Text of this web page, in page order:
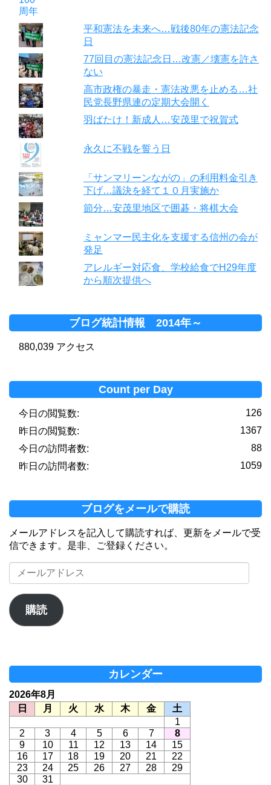
平和憲法を未来へ…戦後80年の憲法記念
日
77回目の憲法記念日…改憲／壊憲を許さ
ない
高市政権の暴走・憲法改悪を止める…社
民党長野県連の定期大会開く
羽ばたけ！新成人…安茂里で祝賀式
永久に不戦を誓う日
「サンマリーンながの」の利用料金引き
下げ…議決を経て１０月実施か
節分…安茂里地区で囲碁・将棋大会
ミャンマー民主化を支援する信州の会が
発足
アレルギー対応食、学校給食でH29年度
から順次提供へ
ブログ統計情報 2014年～
880,039 アクセス
Count per Day
126
今日の閲覧数:
1367
昨日の閲覧数:
88
今日の訪問者数:
1059
昨日の訪問者数:
ブログをメールで購読
メールアドレスを記入して購読すれば、更新をメールで受
信できます。是非、ご登録ください。
メ
ー
ア
ド
購読
カレンダー
2026年8月
日
月 火 水 木 金
土
1
2
3 4 5 6 7
8
9
10 11 12 13 14
15
16
17 18 19 20 21
22
23
24 25 26 27 28
29
30
31